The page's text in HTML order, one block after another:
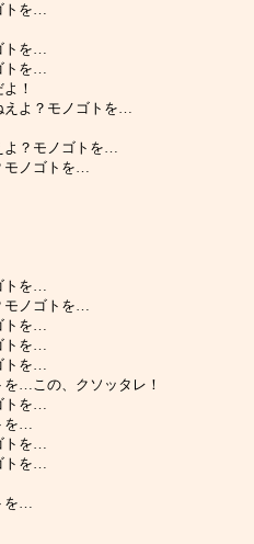
トを…
トを…
トを…
！
えよ？モノゴトを…
よ？モノゴトを…
モノゴトを…
トを…
モノゴトを…
トを…
トを…
トを…
を…この、クソッタレ！
トを…
を…
トを…
トを…
を…